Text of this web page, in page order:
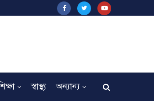
স্বাস্থ্য অন্যান্য